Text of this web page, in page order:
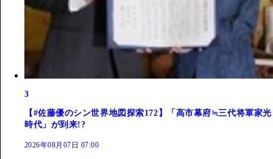
3
【#佐藤優のシン世界地図探索172】「高市幕府≒三代将軍家光
時代」が到来!?
2026年08月07日 07:00